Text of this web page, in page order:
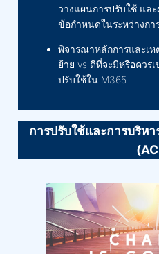
วางแผนการปรับใช้ แล
ข้อกำหนดในระหว่างกา
พิจารณาหลักการและเ
ย้าย vs ดีที่จะมีหรือควร
ปรับใช้ใน M365
การปรับใช้และการบริห